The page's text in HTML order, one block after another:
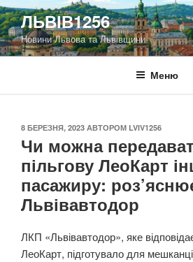
Перейти
до
вмісту
ЛЬВІВ1256
Новини Львова та Львівщини
Меню
ОПУБЛІКОВАНО
8 БЕРЕЗНЯ, 2023 АВТОРОМ LVIV1256
Чи можна
пільгову ЛеоКарт
пасажиру:
Львівавтодор
ЛКП «Львівавтодор», яке
ЛеоКарт, підготувало для